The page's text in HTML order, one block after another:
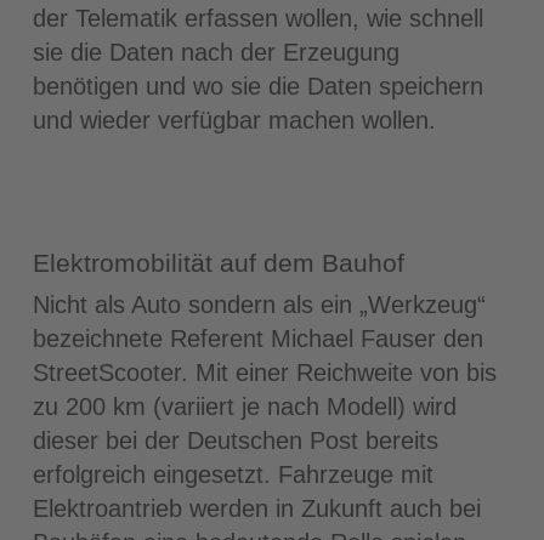
der Telematik erfassen wollen, wie schnell
sie die Daten nach der Erzeugung
benötigen und wo sie die Daten speichern
und wieder verfügbar machen wollen.
Elektromobilität auf dem Bauhof
Nicht als Auto sondern als ein „Werkzeug“
bezeichnete Referent Michael Fauser den
StreetScooter. Mit einer Reichweite von bis
zu 200 km (variiert je nach Modell) wird
dieser bei der Deutschen Post bereits
erfolgreich eingesetzt. Fahrzeuge mit
Elektroantrieb werden in Zukunft auch bei